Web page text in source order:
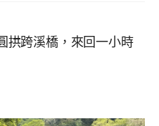
拱跨溪橋，來回一小時